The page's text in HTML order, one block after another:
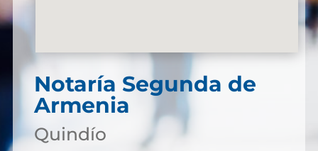
Notaría Segunda de
Armenia
Quindío